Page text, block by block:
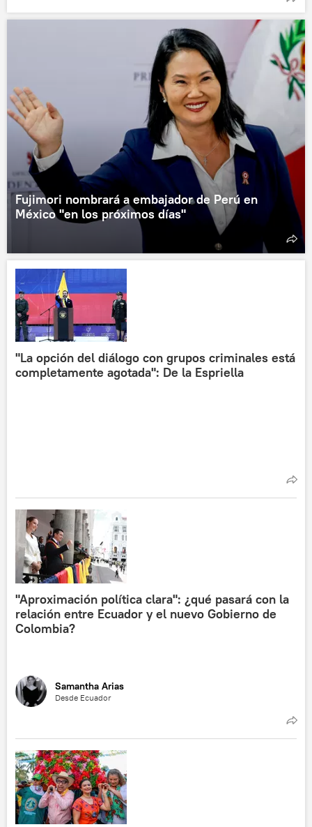
Fujimori nombrará a embajador de Perú en
México "en los próximos días"
"La opción del diálogo con grupos criminales está
completamente agotada": De la Espriella
"Aproximación política clara": ¿qué pasará con la
relación entre Ecuador y el nuevo Gobierno de
Colombia?
Samantha Arias
Desde Ecuador